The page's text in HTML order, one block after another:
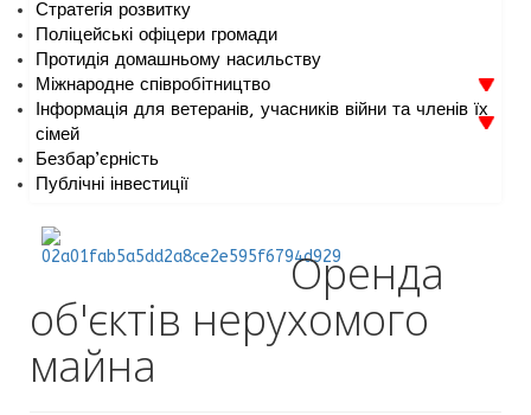
Стратегія розвитку
Поліцейські офіцери громади
Протидія домашньому насильству
Міжнародне співробітництво
Інформація для ветеранів, учасників війни та членів їх
сімей
Безбар’єрність
Публічні інвестиції
Оренда
об'єктів нерухомого
майна